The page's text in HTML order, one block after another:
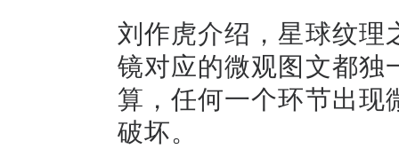
刘作虎介绍，星球纹
镜对应的微观图文都
算，任何一个环节出
破坏。